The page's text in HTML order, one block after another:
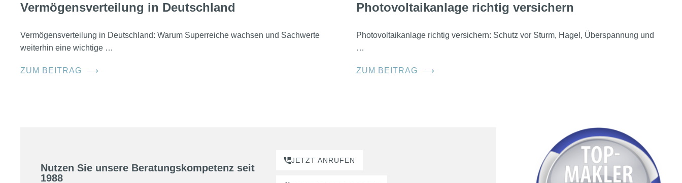
Vermögensverteilung in Deutschland
Vermögensverteilung in Deutschland: Warum Superreiche wachsen und Sachwerte
weiterhin eine wichtige …
ZUM BEITRAG ⟶
Photovoltaikanlage richtig versichern
Photovoltaikanlage richtig versichern: Schutz vor Sturm, Hagel, Überspannung und
…
ZUM BEITRAG ⟶
Nutzen Sie unsere Beratungskompetenz seit
1988
JETZT ANRUFEN